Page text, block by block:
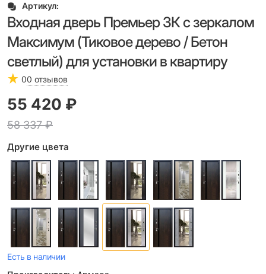
Артикул:
Входная дверь Премьер 3К с зеркалом
Максимум (Тиковое дерево / Бетон
светлый) для установки в квартиру
00 отзывов
58 337 ₽
55 420 ₽
Другие цвета
Есть в наличии